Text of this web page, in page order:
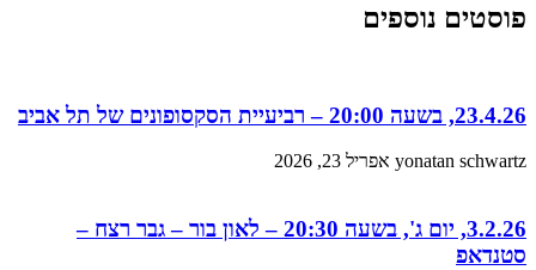
פוסטים נוספים
23.4.26, בשעה 20:00 – רביעיית הסקסופונים של תל אביב
yonatan schwartz אפריל 23, 2026
3.2.26, יום ג', בשעה 20:30 – לאון בור – גבר רצח –
סטנדאפ